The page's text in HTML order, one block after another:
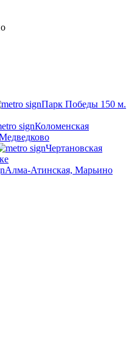
Парк Победы 150 м.
Коломенская
Чертановская
Алма-Атинская, Марьино